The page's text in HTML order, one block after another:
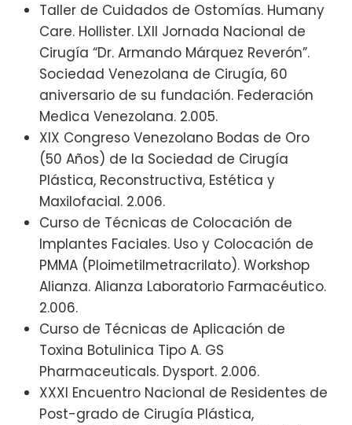
Taller de Cuidados de Ostomías. Humany
Care. Hollister. LXII Jornada Nacional de
Cirugía “Dr. Armando Márquez Reverón”.
Sociedad Venezolana de Cirugía, 60
aniversario de su fundación. Federación
Medica Venezolana. 2.005.
XIX Congreso Venezolano Bodas de Oro
(50 Años) de la Sociedad de Cirugía
Plástica, Reconstructiva, Estética y
Maxilofacial. 2.006.
Curso de Técnicas de Colocación de
Implantes Faciales. Uso y Colocación de
PMMA (Ploimetilmetracrilato). Workshop
Alianza. Alianza Laboratorio Farmacéutico.
2.006.
Curso de Técnicas de Aplicación de
Toxina Botulinica Tipo A. GS
Pharmaceuticals. Dysport. 2.006.
XXXI Encuentro Nacional de Residentes de
Post-grado de Cirugía Plástica,